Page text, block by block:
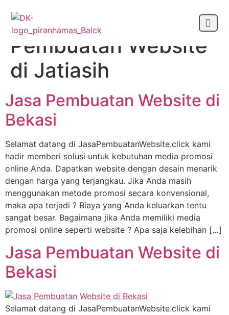
Tag:
Jasa
Pembuatan Website
di Jatiasih
Jasa Pembuatan Website di
Bekasi
Selamat datang di JasaPembuatanWebsite.click kami
hadir memberi solusi untuk kebutuhan media promosi
online Anda. Dapatkan website dengan desain menarik
dengan harga yang terjangkau. Jika Anda masih
menggunakan metode promosi secara konvensional,
maka apa terjadi ? Biaya yang Anda keluarkan tentu
sangat besar. Bagaimana jika Anda memiliki media
promosi online seperti website ? Apa saja kelebihan […]
Jasa Pembuatan Website di
Bekasi
Selamat datang di JasaPembuatanWebsite.click kami